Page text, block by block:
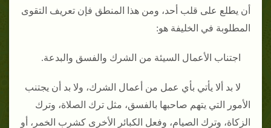
أن يطلع على قلب أحد، ومن هذا المنطق فإن تعريف التقوى
المطلوبة في الخليفة هو:
اجتناب الأعمال السيئة من الشرك والفسق والبدعة.
لا بد ألا يأتي بأي عمل من أعمال الشرك، ولا بد أن يجتنب
الأمور التي يتهم صاحبها بالفسق، مثل ترك الصلاة، وترك
الزكاة، وترك الصيام، وفعل الكبائر الأخرى كشرب الخمر، أو